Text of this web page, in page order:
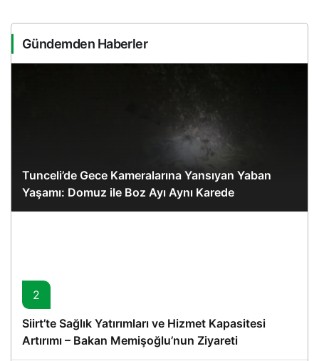
Gündemden Haberler
Tunceli’de Gece Kameralarına Yansıyan Yaban
Yaşamı: Domuz ile Boz Ayı Aynı Karede
2
Siirt’te Sağlık Yatırımları ve Hizmet Kapasitesi
Artırımı – Bakan Memişoğlu’nun Ziyareti